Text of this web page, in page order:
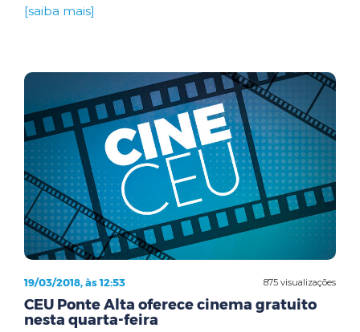
[saiba mais]
875 visualizações
19/03/2018, às 12:53
CEU Ponte Alta oferece cinema gratuito
nesta quarta-feira